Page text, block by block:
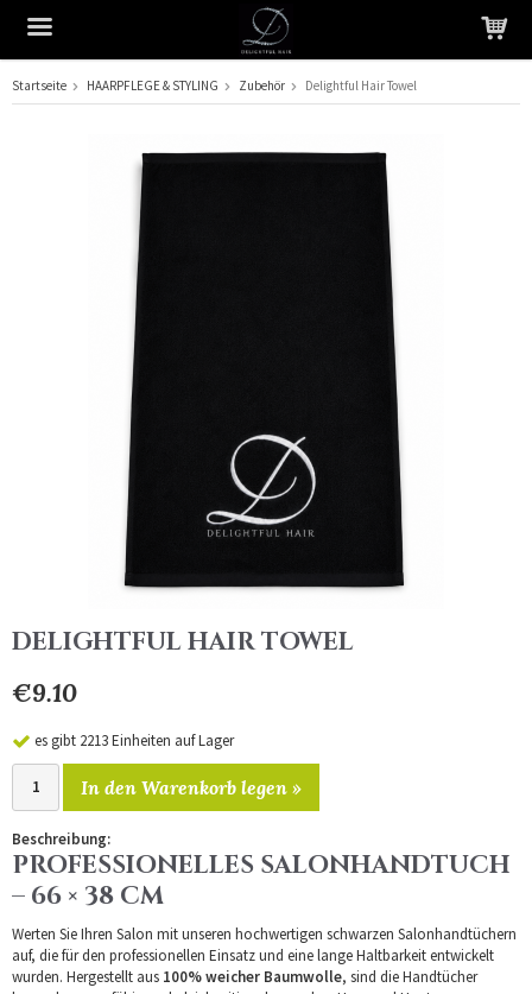
Das Produkt wurde in Ihren Warenkorb gelegt
Startseite HAARPFLEGE & STYLING Zubehör Delightful Hair Towel
DELIGHTFUL HAIR TOWEL
€9.10
es gibt 2213 Einheiten auf Lager
In den Warenkorb legen »
Beschreibung:
PROFESSIONELLES SALONHANDTUCH
– 66 × 38 CM
Werten Sie Ihren Salon mit unseren hochwertigen schwarzen Salonhandtüchern
auf, die für den professionellen Einsatz und eine lange Haltbarkeit entwickelt
wurden. Hergestellt aus 100% weicher Baumwolle, sind die Handtücher